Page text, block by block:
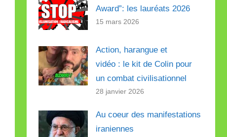
Award”: les lauréats 2026
15 mars 2026
Action, harangue et
vidéo : le kit de Colin pour
un combat civilisationnel
28 janvier 2026
Au coeur des manifestations
iraniennes